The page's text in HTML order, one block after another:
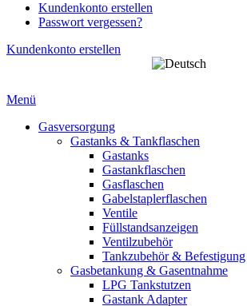
Kundenkonto erstellen
Passwort vergessen?
Kundenkonto erstellen
Menü
Gasversorgung
Gastanks & Tankflaschen
Gastanks
Gastankflaschen
Gasflaschen
Gabelstaplerflaschen
Ventile
Füllstandsanzeigen
Ventilzubehör
Tankzubehör & Befestigung
Gasbetankung & Gasentnahme
LPG Tankstutzen
Gastank Adapter